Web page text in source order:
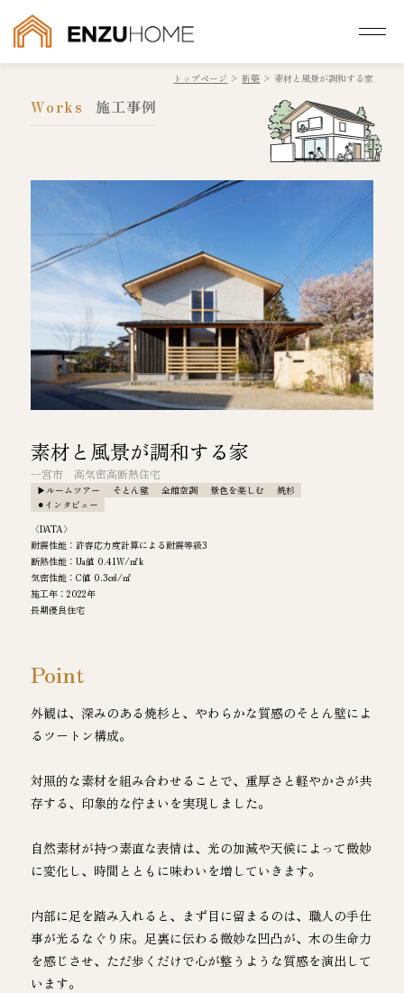
トップページ >新築 > 素材と風景が調和する家
Works 施工事例
素材と風景が調和する家
一宮市 高気密高断熱住宅
▶︎ルームツアー そとん壁 全館空調 景色を楽しむ
焼杉
⚫︎インタビュー
〈DATA〉
耐震性能：許容応力度計算による耐震等級3
断熱性能：Ua値 0.41W/㎡k
気密性能：C値 0.3㎠/㎡
施工年：2022年
長期優良住宅
Point
外観は、深みのある焼杉と、やわらかな質感のそとん壁によ
るツートン構成。
対照的な素材を組み合わせることで、重厚さと軽やかさが共
存する、印象的な佇まいを実現しました。
自然素材が持つ素直な表情は、光の加減や天候によって微妙
に変化し、時間とともに味わいを増していきます。
内部に足を踏み入れると、まず目に留まるのは、職人の手仕
事が光るなぐり床。足裏に伝わる微妙な凹凸が、木の生命力
を感じさせ、ただ歩くだけで心が整うような質感を演出して
います。